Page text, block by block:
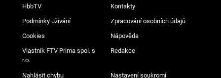
HbbTV Kontakty
Podmínky užívání Zpracování osobních údajů
Cookies Nápověda
Vlastník FTV Prima spol. s
r.o.
Redakce
Nahlásit chybu Nastavení soukromí